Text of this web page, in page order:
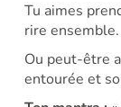
Tu aimes
rire ensemble.
Ou peut-être
entourée et